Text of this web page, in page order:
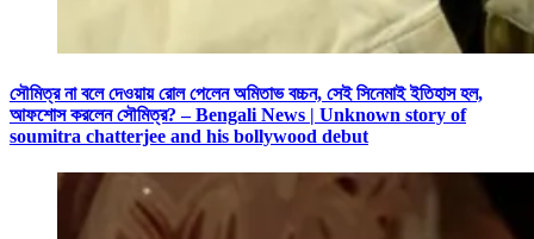
সৌমিত্র না বলে দেওয়ায় রোল পেলেন অমিতাভ বচ্চন, সেই সিনেমাই ইতিহাস হল,
আফশোস করলেন সৌমিত্র? – Bengali News | Unknown story of
soumitra chatterjee and his bollywood debut